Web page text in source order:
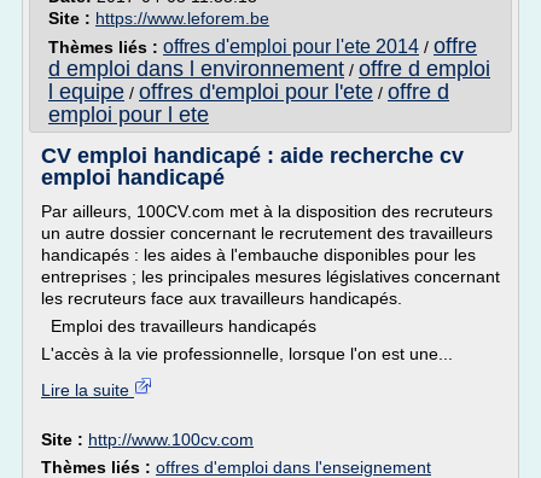
Site : https://www.leforem.be
Thèmes liés : offres d'emploi pour l'ete 2014 / offre
d emploi dans l environnement / offre d emploi
l equipe / offres d'emploi pour l'ete / offre d
emploi pour l ete
CV emploi handicapé : aide recherche cv
emploi handicapé
Par ailleurs, 100CV.com met à la disposition des recruteurs
un autre dossier concernant le recrutement des travailleurs
handicapés : les aides à l'embauche disponibles pour les
entreprises ; les principales mesures législatives concernant
les recruteurs face aux travailleurs handicapés.
Emploi des travailleurs handicapés
L'accès à la vie professionnelle, lorsque l'on est une...
Lire la suite
Site : http://www.100cv.com
Thèmes liés : offres d'emploi dans l'enseignement